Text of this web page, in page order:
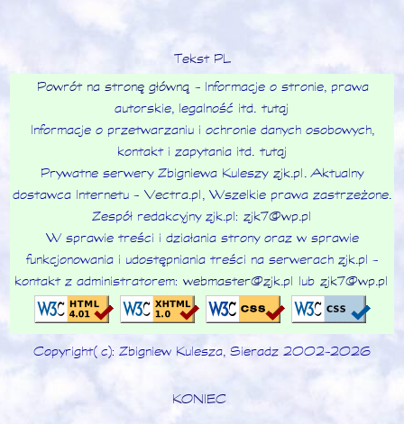
Tekst PL
Powrót na stronę główną - Informacje o stronie, prawa
autorskie, legalność itd. tutaj
Informacje o przetwarzaniu i ochronie danych osobowych,
kontakt i zapytania itd. tutaj
Prywatne serwery Zbigniewa Kuleszy zjk.pl. Aktualny
dostawca Internetu - Vectra.pl, Wszelkie prawa zastrzeżone.
Zespół redakcyjny zjk.pl: zjk7@wp.pl
W sprawie treści i działania strony oraz w sprawie
funkcjonowania i udostępniania treści na serwerach zjk.pl -
kontakt z administratorem: webmaster@zjk.pl lub zjk7@wp.pl
Copyright (c): Zbigniew Kulesza, Sieradz 2002-2026
KONIEC